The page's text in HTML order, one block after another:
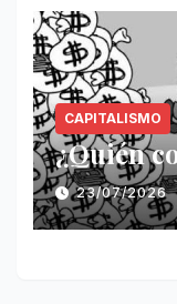
CAPITALISMO
¿Quién
23/07/2026